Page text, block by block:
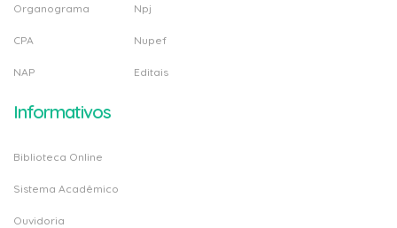
Organograma
CPA
NAP
Npj
Nupef
Editais
Informativos
Biblioteca Online
Sistema Acadêmico
Ouvidoria